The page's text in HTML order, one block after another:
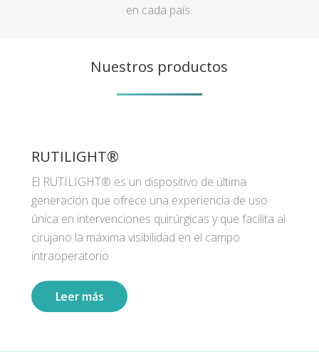
en cada país.
Nuestros productos
RUTILIGHT®
El RUTILIGHT® es un dispositivo de última
generación que ofrece una experiencia de uso
única en intervenciones quirúrgicas y que facilita al
cirujano la máxima visibilidad en el campo
intraoperatorio.
Leer más